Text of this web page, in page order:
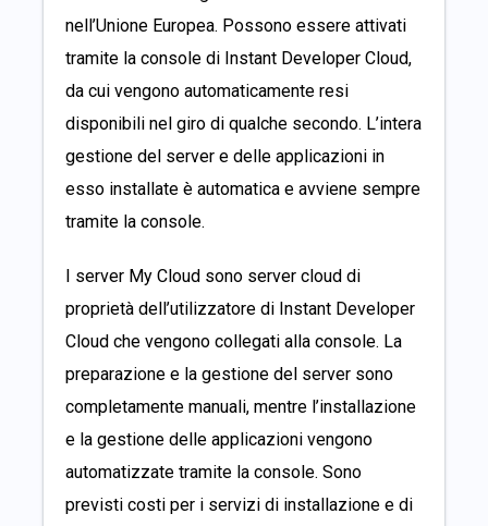
nell’Unione Europea. Possono essere attivati
tramite la console di Instant Developer Cloud,
da cui vengono automaticamente resi
disponibili nel giro di qualche secondo. L’intera
gestione del server e delle applicazioni in
esso installate è automatica e avviene sempre
tramite la console.
I server My Cloud sono server cloud di
proprietà dell’utilizzatore di Instant Developer
Cloud che vengono collegati alla console. La
preparazione e la gestione del server sono
completamente manuali, mentre l’installazione
e la gestione delle applicazioni vengono
automatizzate tramite la console. Sono
previsti costi per i servizi di installazione e di